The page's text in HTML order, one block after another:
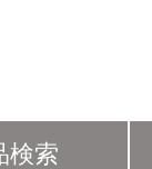
検索